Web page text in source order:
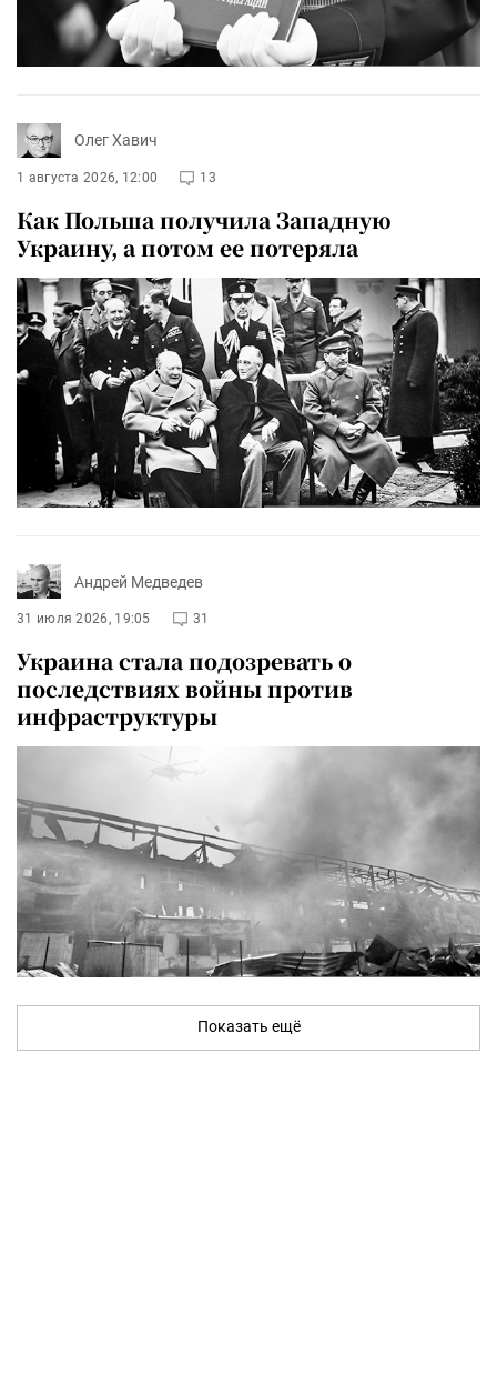
Олег Хавич
1 августа 2026, 12:00 13
Как Польша получила Западную
Украину, а потом ее потеряла
Андрей Медведев
31 июля 2026, 19:05 31
Украина стала подозревать о
последствиях войны против
инфраструктуры
Показать ещё